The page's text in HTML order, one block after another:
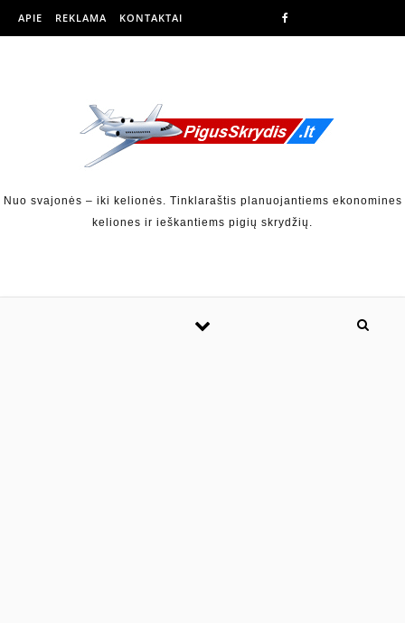
APIE REKLAMA KONTAKTAI
Nuo svajonės – iki kelionės. Tinklaraštis planuojantiems ekonomines
keliones ir ieškantiems pigių skrydžių.